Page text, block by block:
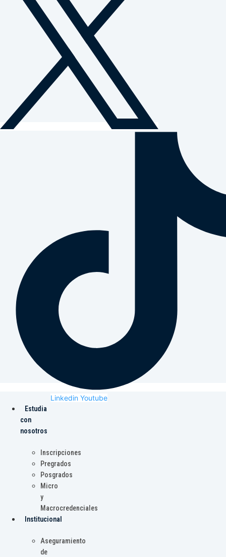
Linkedin Youtube
Estudia
con
nosotros
Inscripciones
Pregrados
Posgrados
Micro
y
Macrocredenciales
Institucional
Aseguramiento
de